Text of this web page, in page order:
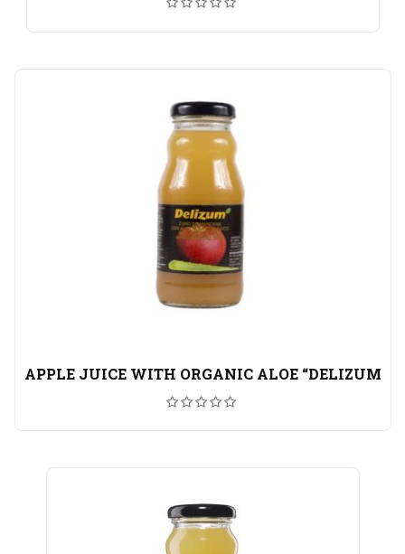
APPLE JUICE WITH ORGANIC ALOE “DELIZUM